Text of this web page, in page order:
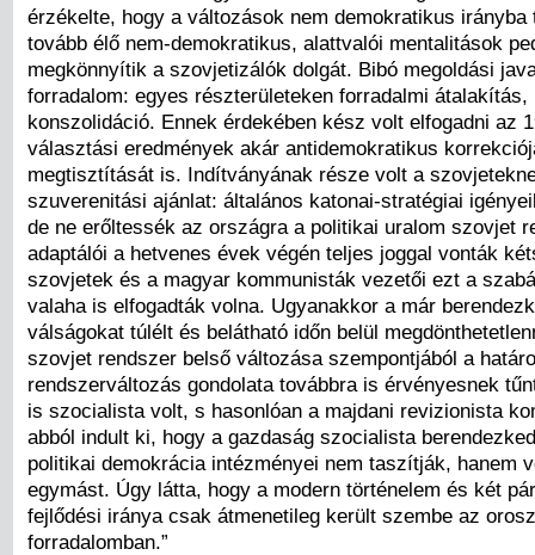
érzékelte, hogy a változások nem demokratikus irányba
tovább élő nem-demokratikus, alattvalói mentalitások
megkönnyítik a szovjetizálók dolgát. Bibó megoldási
forradalom: egyes részterületeken forradalmi
konszolidáció. Ennek érdekében kész volt elfogadni az
választási eredmények akár antidemokratikus
megtisztítását is. Indítványának része volt a
szuverenitási ajánlat: általános katonai-stratégiai
de ne erőltessék az országra a politikai uralom szovjet
adaptálói a hetvenes évek végén teljes joggal vonták
szovjetek és a magyar kommunisták vezetői ezt a
valaha is elfogadták volna. Ugyanakkor a már
válságokat túlélt és belátható időn belül
szovjet rendszer belső változása szempontjából a
rendszerváltozás gondolata továbbra is érvényesnek
is szocialista volt, s hasonlóan a majdani revizionista
abból indult ki, hogy a gazdaság szocialista
politikai demokrácia intézményei nem taszítják, hanem
egymást. Úgy látta, hogy a modern történelem és két
fejlődési iránya csak átmenetileg került szembe az orosz
forradalomban.”